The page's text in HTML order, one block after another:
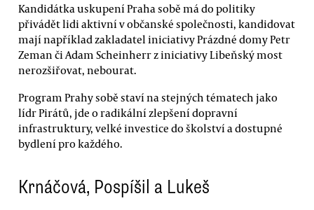
Kandidátka uskupení Praha sobě má do politiky
přivádět lidi aktivní v občanské společnosti, kandidovat
mají například zakladatel iniciativy Prázdné domy Petr
Zeman či Adam Scheinherr z iniciativy Libeňský most
nerozšiřovat, nebourat.
Program Prahy sobě staví na stejných tématech jako
lídr Pirátů, jde o radikální zlepšení dopravní
infrastruktury, velké investice do školství a dostupné
bydlení pro každého.
Krnáčová, Pospíšil a Lukeš